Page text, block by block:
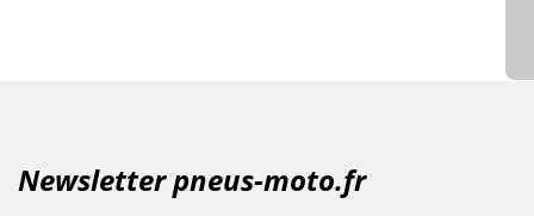
Newsletter pneus-moto.fr